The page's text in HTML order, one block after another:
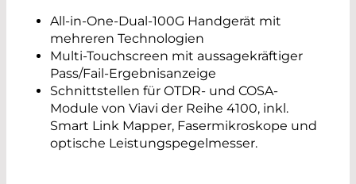
All-in-One-Dual-100G Handgerät mit
mehreren Technologien
Multi-Touchscreen mit aussagekräftiger
Pass/Fail-Ergebnisanzeige
Schnittstellen für OTDR- und COSA-
Module von Viavi der Reihe 4100, inkl.
Smart Link Mapper, Fasermikroskope und
optische Leistungspegelmesser.